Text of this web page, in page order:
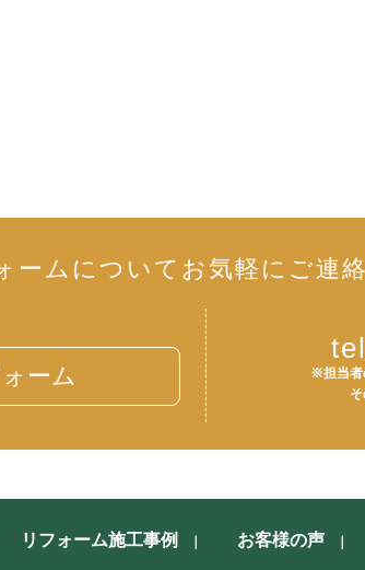
ームについて お気軽にご連
ーム
※担当者
リフォーム施工事例 お客様の声